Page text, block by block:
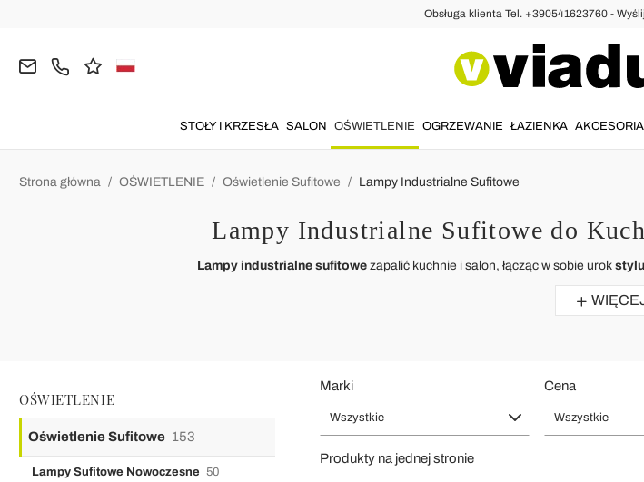
Obsługa klienta Tel. +390541623760 -
STOŁY I KRZESŁA SALON OŚWIETLENIE OGRZEWANIE ŁAZIENKA AKCESORIA
Strona główna OŚWIETLENIE Oświetlenie Sufitowe Lampy Industrialne Sufitowe
Lampy Industrialne Sufitowe do
Lampy industrialne sufitowezapalić kuchnie i salon, łącząc w sobie urok
OŚWIETLENIE
Oświetlenie Sufitowe 153
Lampy Sufitowe Nowoczesne 50
Marki
Wszystkie
Cena
Wszystkie
Produkty na jednej stronie